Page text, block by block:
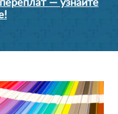
— узнайте